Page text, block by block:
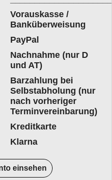
Vorauskasse /
Banküberweisung
PayPal
Nachnahme (nur D
und AT)
Barzahlung bei
Selbstabholung (nur
nach vorheriger
Terminvereinbarung)
Kreditkarte
Klarna
einsehen